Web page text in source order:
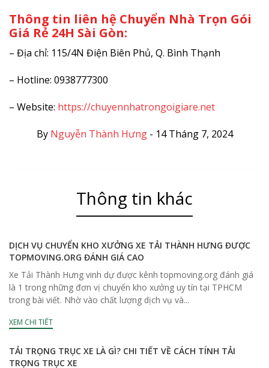
Thông tin liên hệ Chuyển Nhà Trọn Gói
Giá Rẻ 24H Sài Gòn:
– Địa chỉ: 115/4N Điện Biên Phủ, Q. Bình Thạnh
– Hotline: 0938777300
– Website: https://chuyennhatrongoigiare.net
By Nguyễn Thành Hưng- 14 Tháng 7, 2024
Thông tin khác
DỊCH VỤ CHUYỂN KHO XƯỞNG XE TẢI THÀNH HƯNG ĐƯỢC
TOPMOVING.ORG ĐÁNH GIÁ CAO
Xe Tải Thành Hưng vinh dự được kênh topmoving.org đánh giá
là 1 trong những đơn vị chuyển kho xưởng uy tín tại TPHCM
trong bài viết. Nhờ vào chất lượng dịch vụ và...
XEM CHI TIẾT
TẢI TRỌNG TRỤC XE LÀ GÌ? CHI TIẾT VỀ CÁCH TÍNH TẢI
TRỌNG TRỤC XE